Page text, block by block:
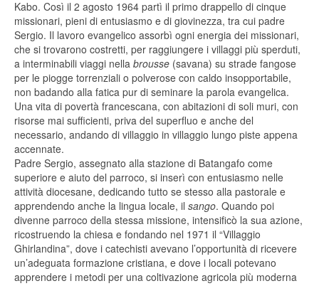
Kabo. Così il 2 agosto 1964 partì il primo drappello di cinque
missionari, pieni di entusiasmo e di giovinezza, tra cui padre
Sergio. Il lavoro evangelico assorbì ogni energia dei missionari,
che si trovarono costretti, per raggiungere i villaggi più sperduti,
a interminabili viaggi nella brousse (savana) su strade fangose
per le piogge torrenziali o polverose con caldo insopportabile,
non badando alla fatica pur di seminare la parola evangelica.
Una vita di povertà francescana, con abitazioni di soli muri, con
risorse mai sufficienti, priva del superfluo e anche del
necessario, andando di villaggio in villaggio lungo piste appena
accennate.
Padre Sergio, assegnato alla stazione di Batangafo come
superiore e aiuto del parroco, si inserì con entusiasmo nelle
attività diocesane, dedicando tutto se stesso alla pastorale e
apprendendo anche la lingua locale, il sango. Quando poi
divenne parroco della stessa missione, intensificò la sua azione,
ricostruendo la chiesa e fondando nel 1971 il “Villaggio
Ghirlandina”, dove i catechisti avevano l’opportunità di ricevere
un’adeguata formazione cristiana, e dove i locali potevano
apprendere i metodi per una coltivazione agricola più moderna